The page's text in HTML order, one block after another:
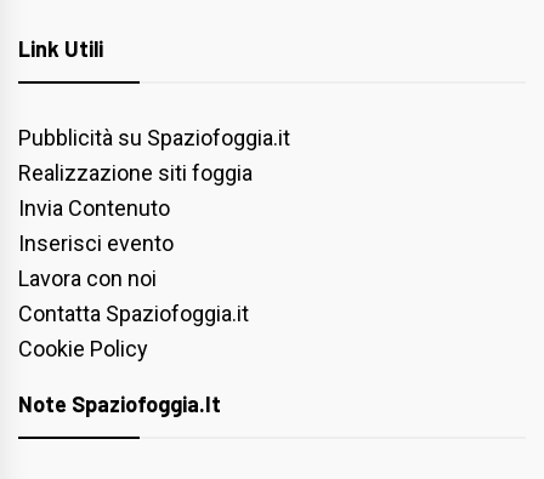
Link Utili
Pubblicità su Spaziofoggia.it
Realizzazione siti foggia
Invia Contenuto
Inserisci evento
Lavora con noi
Contatta Spaziofoggia.it
Cookie Policy
Note Spaziofoggia.it